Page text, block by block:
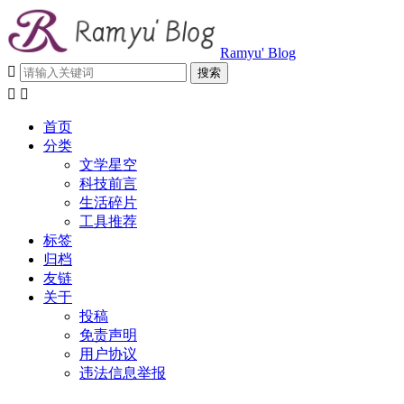
Ramyu' Blog

 
首页
分类
文学星空
科技前言
生活碎片
工具推荐
标签
归档
友链
关于
投稿
免责声明
用户协议
违法信息举报